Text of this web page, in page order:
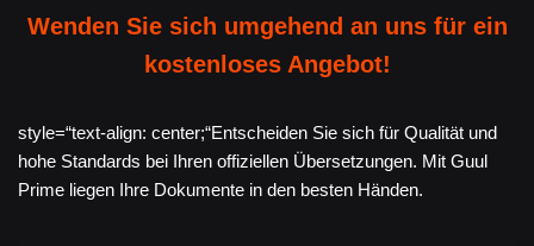
Wenden Sie sich umgehend an uns für ein
kostenloses Angebot!
style=“text-align: center;“Entscheiden Sie sich für Qualität und
hohe Standards bei Ihren offiziellen Übersetzungen. Mit Guul
Prime liegen Ihre Dokumente in den besten Händen.